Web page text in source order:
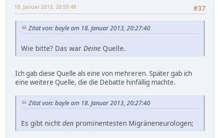
#37
18. Januar 2013, 20:59:48
Zitat von: bayle am 18. Januar 2013, 20:27:40
Wie bitte? Das war Deine Quelle.
Ich gab diese Quelle als eine von mehreren. Später gab ich
eine weitere Quelle, die die Debatte hinfällig machte.
Zitat von: bayle am 18. Januar 2013, 20:27:40
Es gibt nicht den prominentesten Migräneneurologen;